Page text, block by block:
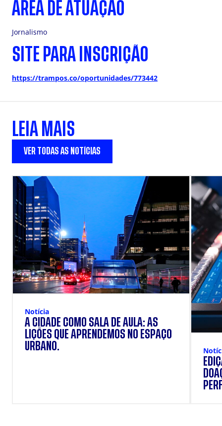
ÁREA DE ATUAÇÃO
Jornalismo
SITE PARA INSCRIÇÃO
https://trampos.co/oportunidades/773442
LEIA MAIS
VER TODAS AS NOTÍCIAS
Notícia
A CIDADE COMO SALA DE AULA: AS
LIÇÕES QUE APRENDEMOS NO ESPAÇO
URBANO.